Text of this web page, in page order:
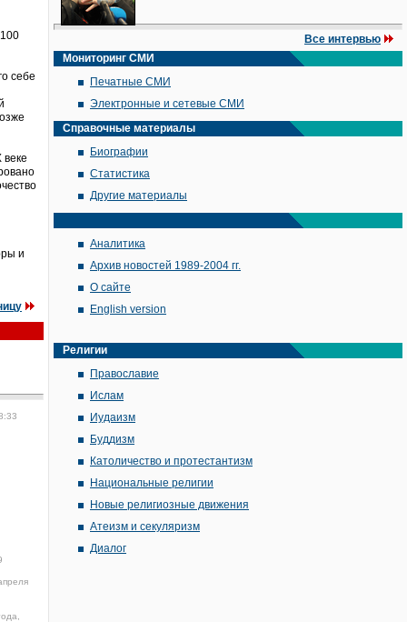
себе
и
Все интервью
Мониторинг СМИ
Печатные СМИ
Электронные и сетевые СМИ
Справочные материалы
Биографии
Статистика
Другие материалы
Аналитика
Архив новостей 1989-2004 гг.
О сайте
English version
Религии
Православие
Ислам
Иудаизм
Буддизм
Католичество и протестантизм
Национальные религии
Новые религиозные движения
Атеизм и секуляризм
Диалог